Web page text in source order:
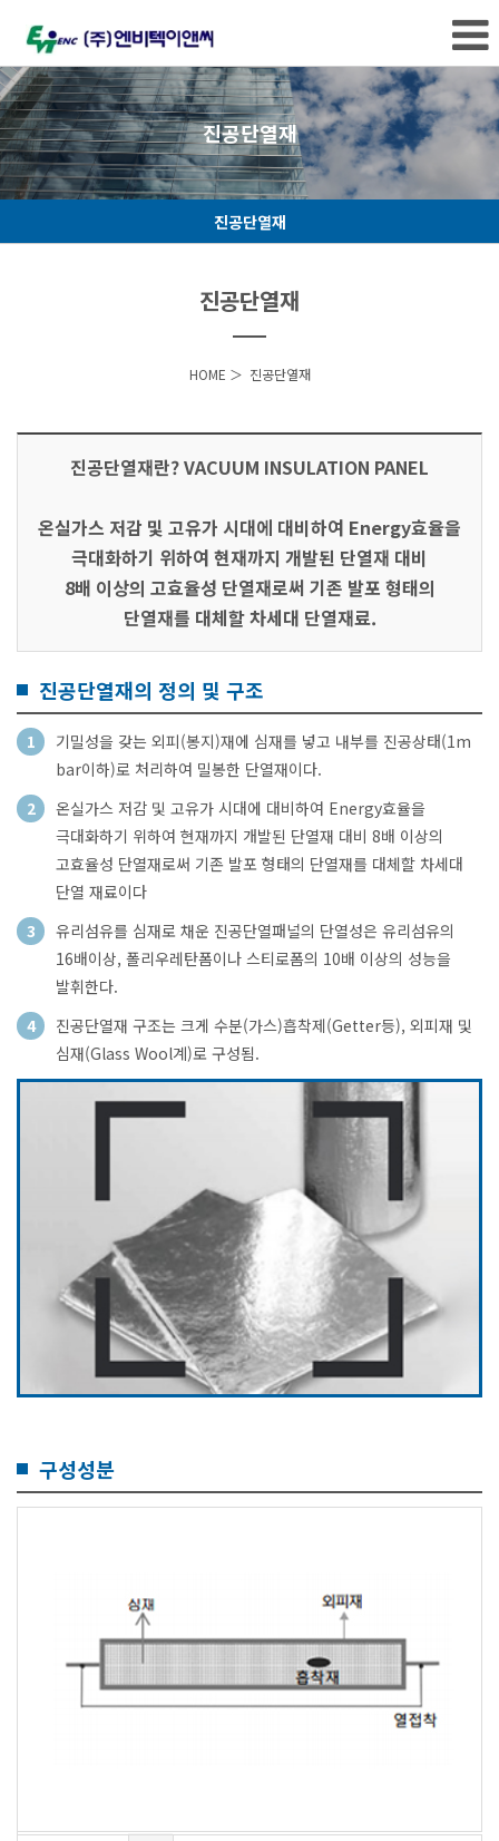
진공단열재
진공단열재
진공단열재
HOME ＞ 진공단열재
진공단열재란? VACUUM INSULATION PANEL
온실가스 저감 및 고유가 시대에 대비하여 Energy효율을
극대화하기 위하여 현재까지 개발된 단열재 대비
8배 이상의 고효율성 단열재로써 기존 발포 형태의
단열재를 대체할 차세대 단열재료.
진공단열재의 정의 및 구조
1
기밀성을 갖는 외피(봉지)재에 심재를 넣고 내부를 진공상태(1m
bar이하)로 처리하여 밀봉한 단열재이다.
2
온실가스 저감 및 고유가 시대에 대비하여 Energy효율을
극대화하기 위하여 현재까지 개발된 단열재 대비 8배 이상의
고효율성 단열재로써 기존 발포 형태의 단열재를 대체할 차세대
단열 재료이다
3
유리섬유를 심재로 채운 진공단열패널의 단열성은 유리섬유의
16배이상, 폴리우레탄폼이나 스티로폼의 10배 이상의 성능을
발휘한다.
4
진공단열재 구조는 크게 수분(가스)흡착제(Getter등), 외피재 및
심재(Glass Wool계)로 구성됨.
구성성분